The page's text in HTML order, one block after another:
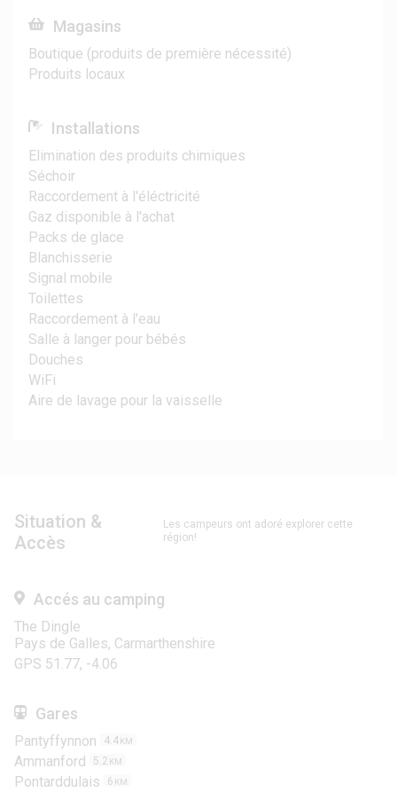
Magasins
Boutique (produits de première nécessité)
Produits locaux
Installations
Elimination des produits chimiques
Séchoir
Raccordement à l'éléctricité
Gaz disponible à l'achat
Packs de glace
Blanchisserie
Signal mobile
Toilettes
Raccordement à l'eau
Salle à langer pour bébés
Douches
WiFi
Aire de lavage pour la vaisselle
Situation &
Accès
Les campeurs ont adoré explorer cette
région!
Accés au camping
The Dingle
Pays de Galles, Carmarthenshire
GPS 51.77, -4.06
Gares
Pantyffynnon 4.4 KM
Ammanford 5.2 KM
Pontarddulais 6 KM